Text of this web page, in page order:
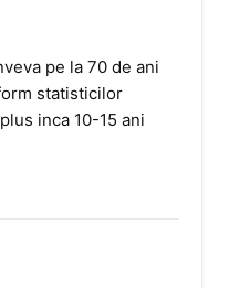
pe la 70 de ani
statisticilor
inca 10-15 ani